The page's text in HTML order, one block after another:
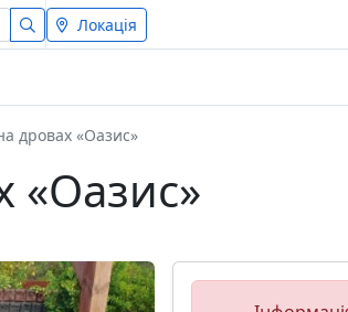
Локація
дровах «Оазис»
«Оазис»